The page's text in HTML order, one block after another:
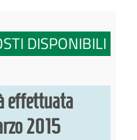
DISPONIBILI
effettuata
2015